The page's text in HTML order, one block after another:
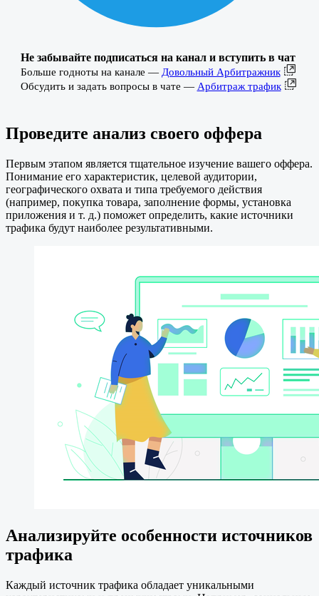
Не забывайте подписаться на канал и вступить в чат
Больше годноты на канале — Довольный Арбитражник
Обсудить и задать вопросы в чате — Арбитраж трафик
Проведите анализ своего оффера
Первым этапом является тщательное изучение вашего оффера.
Понимание его характеристик, целевой аудитории,
географического охвата и типа требуемого действия
(например, покупка товара, заполнение формы, установка
приложения и т. д.) поможет определить, какие источники
трафика будут наиболее результативными.
Анализируйте особенности источников
трафика
Каждый источник трафика обладает уникальными